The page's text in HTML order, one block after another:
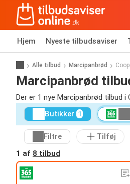
Hjem Nyeste tilbudsaviser
Alle tilbud Marcipanbrød
Marcipanbrød
Der er 1 nye Marcipanbrød tilbud i
Butikker 1
Filtre
Tilføj
1 af 8 tilbud